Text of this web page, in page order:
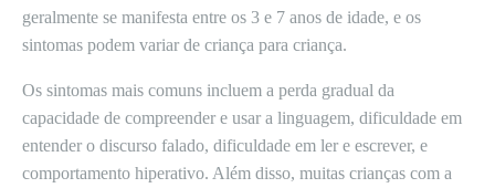
geralmente se manifesta entre os 3 e 7 anos de idade, e os
sintomas podem variar de criança para criança.
Os sintomas mais comuns incluem a perda gradual da
capacidade de compreender e usar a linguagem, dificuldade em
entender o discurso falado, dificuldade em ler e escrever, e
comportamento hiperativo. Além disso, muitas crianças com a